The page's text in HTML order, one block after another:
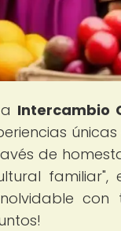
Intercambio
de